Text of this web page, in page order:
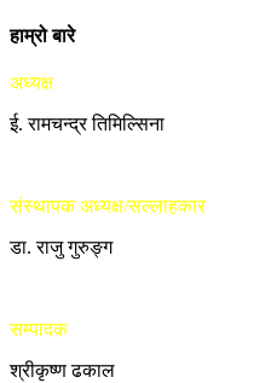
हाम्रो बारे
अध्यक्ष
ई. रामचन्द्र तिमिल्सिना
संस्थापक अध्यक्ष/सल्लाहकार
डा. राजु गुरुङ्ग
सम्पादक
श्रीकृष्ण ढकाल